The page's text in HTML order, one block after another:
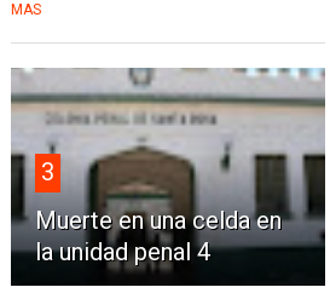
MAS
3
Muerte en una celda en
la unidad penal 4